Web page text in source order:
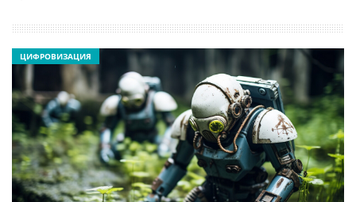
ЦИФРОВИЗАЦИЯ